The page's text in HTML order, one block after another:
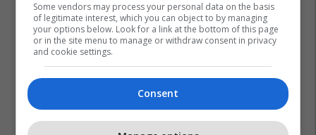
Some vendors may process your personal data on the basis
of legitimate interest, which you can object to by managing
your options below. Look for a link at the bottom of this page
or in the site menu to manage or withdraw consent in privacy
and cookie settings.
Consent